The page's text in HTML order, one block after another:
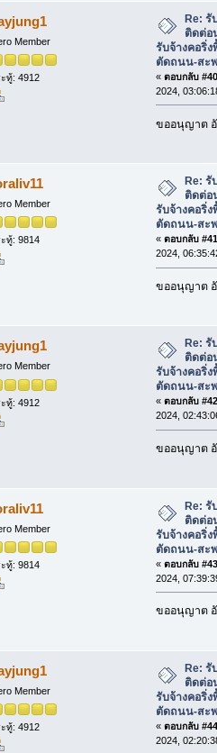
Member
ทู้: 4912
Re: รั
ติดต่อ
รับจ้างคอริ่
ตัดถนน-สะ
« ตอบกลับ
2024,
ขออนุญาต
Member
ทู้: 9814
Re: รั
ติดต่อ
รับจ้างคอริ่
ตัดถนน-สะ
« ตอบกลับ
2024,
ขออนุญาต
Member
ทู้: 4912
Re: รั
ติดต่อ
รับจ้างคอริ่
ตัดถนน-สะ
« ตอบกลับ
2024,
ขออนุญาต
Member
ทู้: 9814
Re: รั
ติดต่อ
รับจ้างคอริ่
ตัดถนน-สะ
« ตอบกลับ
2024,
ขออนุญาต
Member
ทู้: 4912
Re: รั
ติดต่อ
รับจ้างคอริ่
ตัดถนน-สะ
« ตอบกลับ
2024,